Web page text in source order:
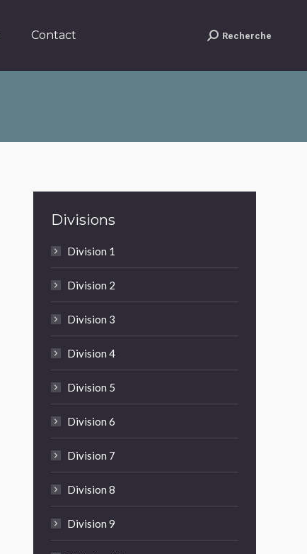
Contact Search:
Recherche
Divisions
Division 1
Division 2
Division 3
Division 4
Division 5
Division 6
Division 7
Division 8
Division 9
Search: